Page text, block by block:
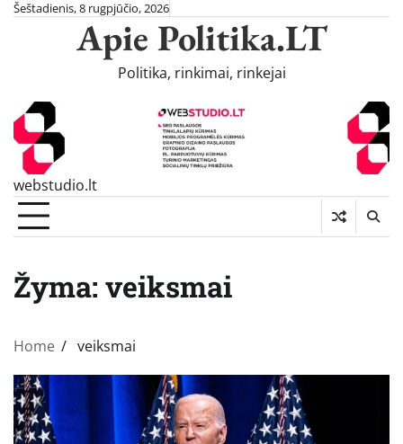
SkipŠeštadienis, 8 rugpjūčio, 2026
Apie Politika.LT
Politika, rinkimai, rinkejai
webstudio.lt
Žyma: veiksmai
Home veiksmai